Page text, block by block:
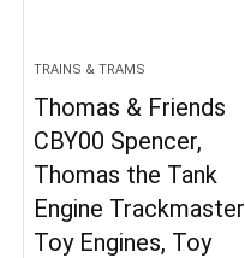
TRAINS & TRAMS
Thomas & Friends
CBY00 Spencer,
Thomas the Tank
Engine Trackmaster
Toy Engines, Toy